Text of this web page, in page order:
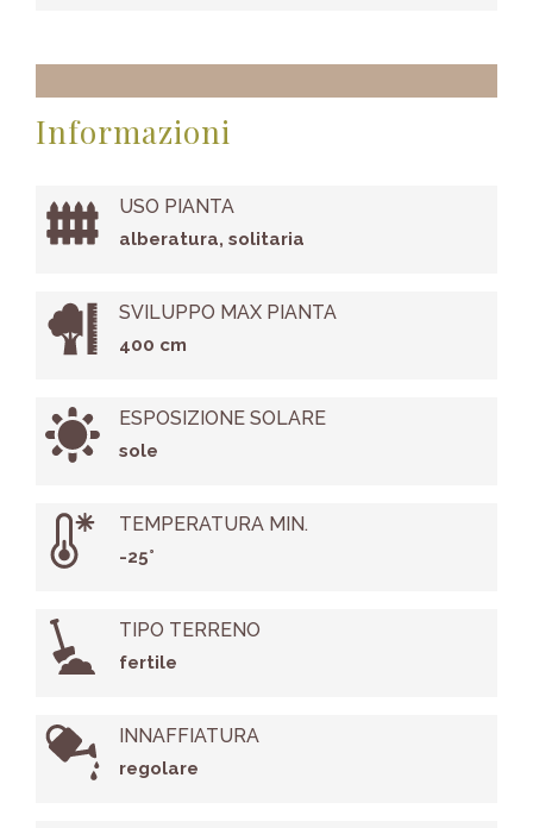
Informazioni
USO PIANTA
alberatura, solitaria
SVILUPPO MAX PIANTA
400 cm
ESPOSIZIONE SOLARE
sole
TEMPERATURA MIN.
-25°
TIPO TERRENO
fertile
INNAFFIATURA
regolare